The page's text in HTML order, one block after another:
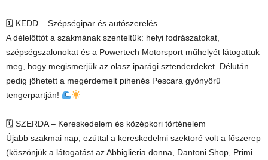
🗓 KEDD – Szépségipar és autószerelés
A délelőttöt a szakmának szenteltük: helyi fodrászatokat,
szépségszalonokat és a Powertech Motorsport műhelyét látogattuk
meg, hogy megismerjük az olasz iparági sztenderdeket. Délután
pedig jöhetett a megérdemelt pihenés Pescara gyönyörű
tengerpartján!
🗓 SZERDA – Kereskedelem és középkori történelem
Újabb szakmai nap, ezúttal a kereskedelmi szektoré volt a főszerep
(köszönjük a látogatást az Abbiglieria donna, Dantoni Shop, Primi